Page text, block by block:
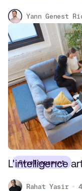
Yann Genest
Développement
L'intelligence
Rahat Yasir 4